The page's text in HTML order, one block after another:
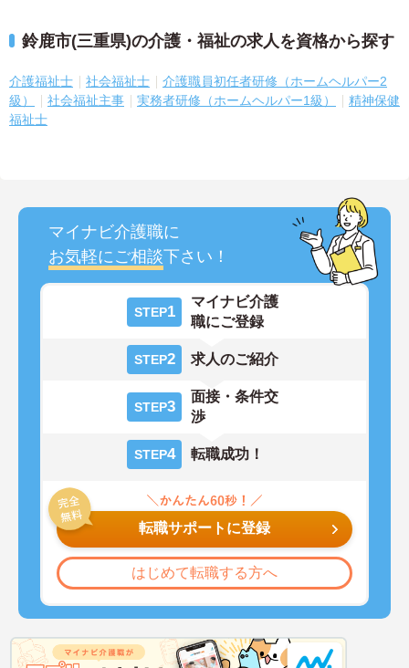
鈴鹿市(三重県)の介護・福祉の求人を資格から探す
介護福祉士 社会福祉士
介護職員初任者研修（ホームヘルパー2
級）
社会福祉主事 実務者研修（ホームヘルパー1級）
精神保健
福祉士
マイナビ介護職に
お気軽にご相談下さい！
STEP1
マイナビ介護
職にご登録
STEP2 求人のご紹介
STEP3
面接・条件交
渉
STEP4 転職成功！
転職サポートに登録
はじめて転職する方へ